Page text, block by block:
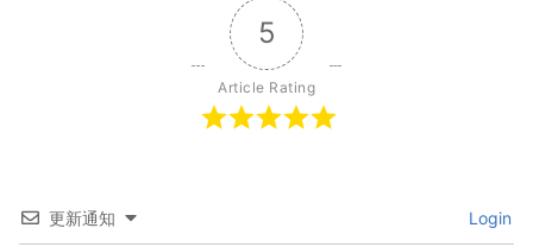
5
Article Rating
更新通知 Login